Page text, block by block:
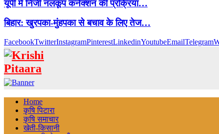
यूपी में निजी नलकूप कनेक्शन की प्रक्रिया…
बिहार: खुरपका-मुंहपका से बचाव के लिए तेज…
FacebookTwitterInstagramPinterestLinkedinYoutubeEmailTelegram
Home
कृषि पिटारा
कृषि समाचार
खेती-किसानी